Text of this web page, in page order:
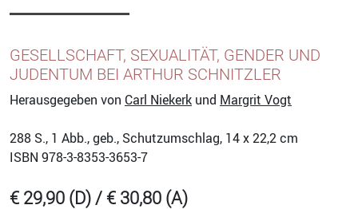
GESELLSCHAFT, SEXUALITÄT, GENDER UND
JUDENTUM BEI ARTHUR SCHNITZLER
Herausgegeben von Carl Niekerk und Margrit Vogt
288 S., 1 Abb., geb., Schutzumschlag, 14 x 22,2 cm
ISBN 978-3-8353-3653-7
€ 29,90 (D) / € 30,80 (A)